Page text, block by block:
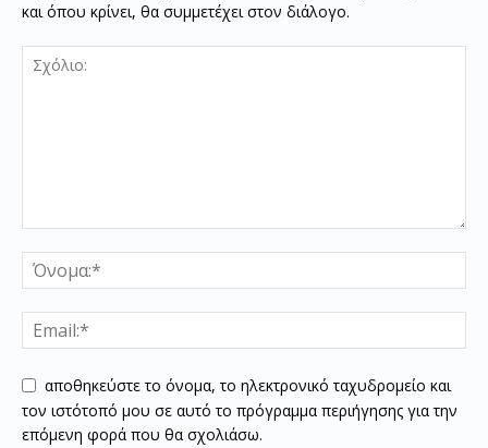
και όπου κρίνει, θα συμμετέχει στον διάλογο.
αποθηκεύστε το όνομα, το ηλεκτρονικό ταχυδρομείο και
τον ιστότοπό μου σε αυτό το πρόγραμμα περιήγησης για την
επόμενη φορά που θα σχολιάσω.